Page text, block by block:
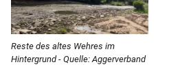
Reste des altes Wehres im
Hintergrund - Quelle: Aggerverband